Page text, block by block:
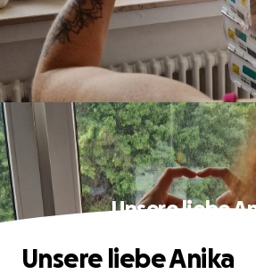
Unsere liebe
Unsere liebe Anika